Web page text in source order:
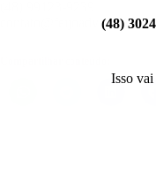
(48)
Isso